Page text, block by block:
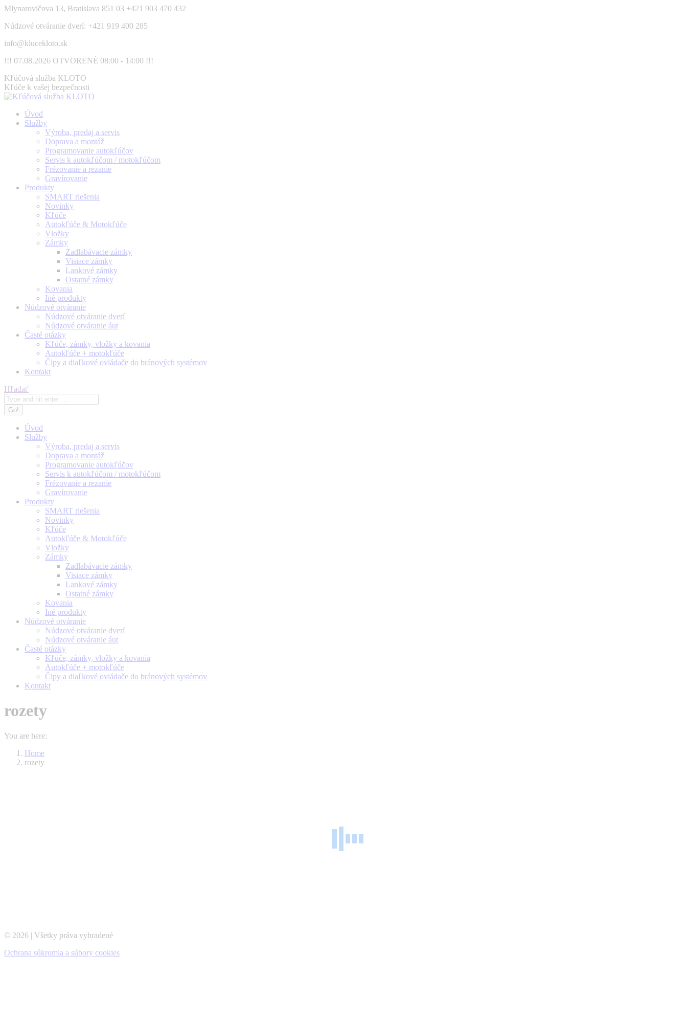
Skip
content
Mlynarovičova 13, Bratislava 851 03 +421 903 470 432
Núdzové otváranie dverí: +421 919 400 285
info@klucekloto.sk
!!! 07.08.2026 OTVORENÉ 08:00 - 14:00 !!!
Facebook
page
opens
new
window
Kľúčová služba KLOTO
Kľúče k vašej bezpečnosti
Úvod
Služby
Výroba, predaj a servis
Doprava a montáž
Programovanie autokľúčov
Servis k autokľúčom / motokľúčom
Frézovanie a rezanie
Gravírovanie
Produkty
SMART riešenia
Novinky
Kľúče
Autokľúče & Motokľúče
Vložky
Zámky
Zadlabávacie zámky
Visiace zámky
Lankové zámky
Ostatné zámky
Kovania
Iné produkty
Núdzové otváranie
Núdzové otváranie dverí
Núdzové otváranie áut
Časté otázky
Kľúče, zámky, vložky a kovania
Autokľúče + motokľúče
Čipy a diaľkové ovládače do bránových systémov
Kontakt
Search:
Hľadať
Úvod
Služby
Výroba, predaj a servis
Doprava a montáž
Programovanie autokľúčov
Servis k autokľúčom / motokľúčom
Frézovanie a rezanie
Gravírovanie
Produkty
SMART riešenia
Novinky
Kľúče
Autokľúče & Motokľúče
Vložky
Zámky
Zadlabávacie zámky
Visiace zámky
Lankové zámky
Ostatné zámky
Kovania
Iné produkty
Núdzové otváranie
Núdzové otváranie dverí
Núdzové otváranie áut
Časté otázky
Kľúče, zámky, vložky a kovania
Autokľúče + motokľúče
Čipy a diaľkové ovládače do bránových systémov
Kontakt
rozety
You are here:
Home
rozety
© 2026 | Všetky práva vyhradené
Ochrana súkromia a súbory cookies